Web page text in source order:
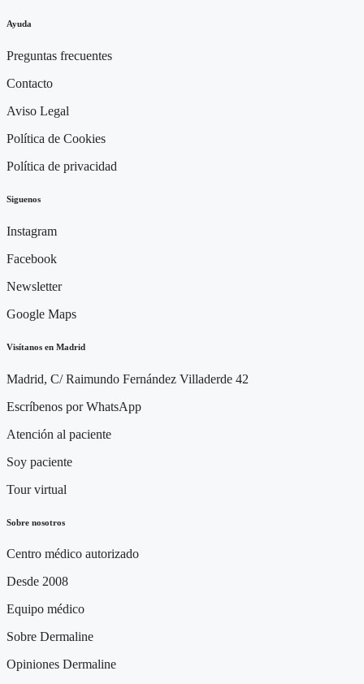
Ayuda
Preguntas frecuentes
Contacto
Aviso Legal
Política de Cookies
Política de privacidad
Siguenos
Instagram
Facebook
Newsletter
Google Maps
Visítanos en Madrid
Madrid, C/ Raimundo Fernández Villaderde 42
Escríbenos por WhatsApp
Atención al paciente
Soy paciente
Tour virtual
Sobre nosotros
Centro médico autorizado
Desde 2008
Equipo médico
Sobre Dermaline
Opiniones Dermaline